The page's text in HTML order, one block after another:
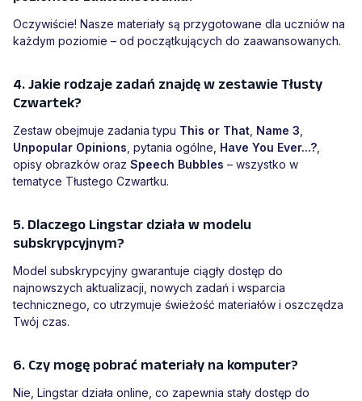
Oczywiście! Nasze materiały są przygotowane dla uczniów na
każdym poziomie – od początkujących do zaawansowanych.
4. Jakie rodzaje zadań znajdę w zestawie Tłusty
Czwartek?
Zestaw obejmuje zadania typu This or That, Name 3,
Unpopular Opinions, pytania ogólne, Have You Ever...?,
opisy obrazków oraz Speech Bubbles – wszystko w
tematyce Tłustego Czwartku.
5. Dlaczego Lingstar działa w modelu
subskrypcyjnym?
Model subskrypcyjny gwarantuje ciągły dostęp do
najnowszych aktualizacji, nowych zadań i wsparcia
technicznego, co utrzymuje świeżość materiałów i oszczędza
Twój czas.
6. Czy mogę pobrać materiały na komputer?
Nie, Lingstar działa online, co zapewnia stały dostęp do